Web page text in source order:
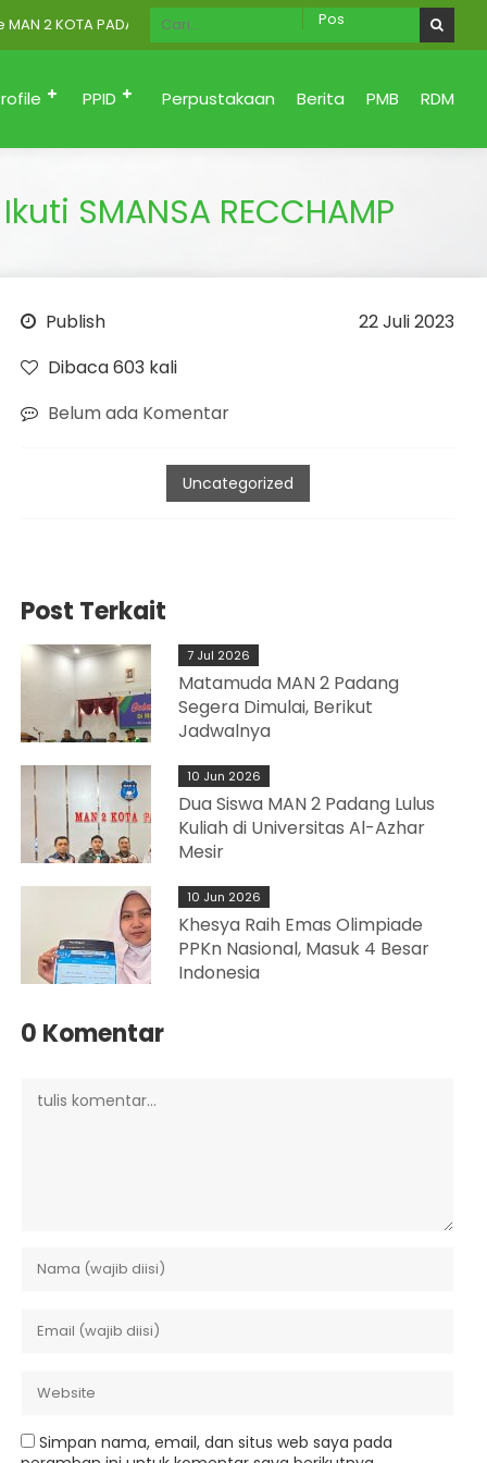
PADANG Menuju Zona Integritas (Bersih dari korupsi, Santun
PPID Perpustakaan Berita PMB RDM
SMANSA RECCHAMP
Publish
22 Juli 2023
Dibaca 603 kali
Belum ada Komentar
Uncategorized
Post Terkait
7 Jul 2026
Matamuda MAN 2 Padang
Segera Dimulai, Berikut
Jadwalnya
10 Jun 2026
Dua Siswa MAN 2 Padang Lulus
Kuliah di Universitas Al-Azhar
Mesir
10 Jun 2026
Khesya Raih Emas Olimpiade
PPKn Nasional, Masuk 4 Besar
Indonesia
0 Komentar
Simpan nama, email, dan situs web saya pada